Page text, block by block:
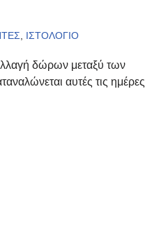
, ΙΣΤΟΛΟΓΙΟ
δώρων μεταξύ των
αυτές τις ημέρες